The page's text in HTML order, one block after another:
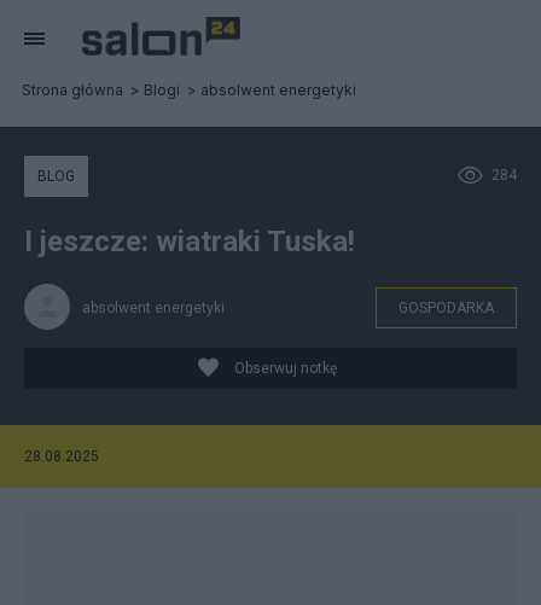
Strona główna Blogi absolwent energetyki
284
BLOG
I jeszcze: wiatraki Tuska!
absolwent energetyki GOSPODARKA
Obserwuj notkę
28.08.2025